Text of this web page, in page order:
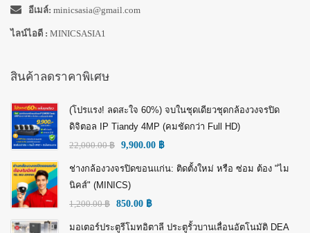
อีเมล์: minicsasia@gmail.com
ไลน์ไอดี : MINICSASIA1
สินค้าลดราคาพิเศษ
(โปรแรง! ลดสะใจ 60%) จบในชุดเดียวชุดกล้องวงจรปิด
ดิจิตอล IP Tiandy 4MP (คมชัดกว่า Full HD)
22,000.00฿ 9,900.00 ฿
ช่างกล้องวงจรปิดขอนแก่น: ติดตั้งใหม่ หรือ ซ่อม ต้อง "ไม
นิคส์" (MINICS)
1,200.00฿ 850.00 ฿
มอเตอร์ประตูรีโมทอิตาลี ประตูรั้วบานเลื่อนอัตโนมัติ DEA